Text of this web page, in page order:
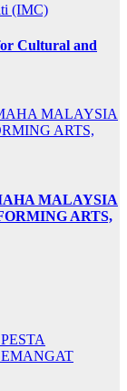
(IMC)
Cultural and
MALAYSIA
ARTS,